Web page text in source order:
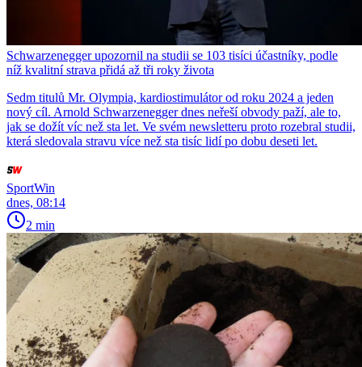
Schwarzenegger upozornil na studii se 103 tisíci účastníky, podle
níž kvalitní strava přidá až tři roky života
Sedm titulů Mr. Olympia, kardiostimulátor od roku 2024 a jeden
nový cíl. Arnold Schwarzenegger dnes neřeší obvody paží, ale to,
jak se dožít víc než sta let. Ve svém newsletteru proto rozebral studii,
která sledovala stravu více než sta tisíc lidí po dobu deseti let.
SportWin
dnes, 08:14
2 min